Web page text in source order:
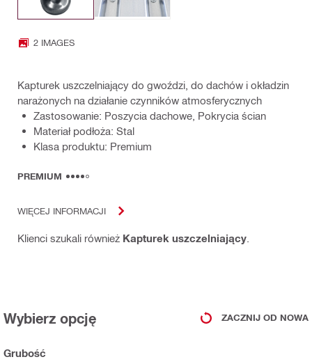
2 IMAGES
Kapturek uszczelniający do gwoździ, do dachów i okładzin
narażonych na działanie czynników atmosferycznych
Zastosowanie: Poszycia dachowe, Pokrycia ścian
Materiał podłoża: Stal
Klasa produktu: Premium
PREMIUM
WIĘCEJ INFORMACJI
Klienci szukali również Kapturek uszczelniający
Wybierz opcję ZACZNIJ OD NOWA
Grubość